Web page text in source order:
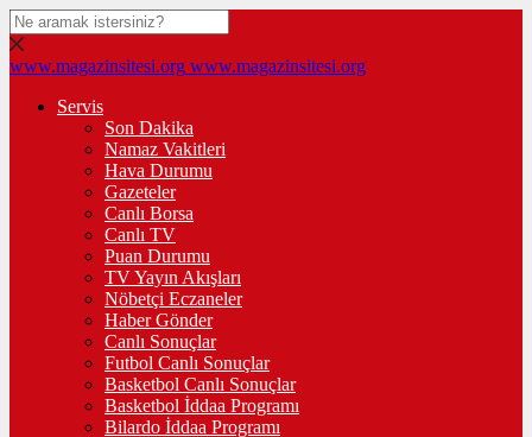
www.magazinsitesi.org www.magazinsitesi.org
Servis
Son Dakika
Namaz Vakitleri
Hava Durumu
Gazeteler
Canlı Borsa
Canlı TV
Puan Durumu
TV Yayın Akışları
Nöbetçi Eczaneler
Haber Gönder
Canlı Sonuçlar
Futbol Canlı Sonuçlar
Basketbol Canlı Sonuçlar
Basketbol İddaa Programı
Bilardo İddaa Programı